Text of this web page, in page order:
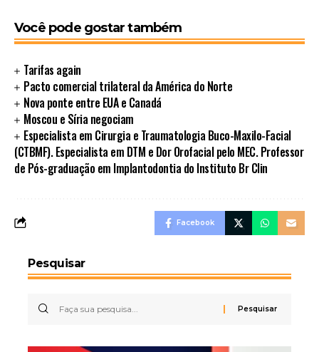
Você pode gostar também
Tarifas again
Pacto comercial trilateral da América do Norte
Nova ponte entre EUA e Canadá
Moscou e Síria negociam
Especialista em Cirurgia e Traumatologia Buco-Maxilo-Facial
(CTBMF). Especialista em DTM e Dor Orofacial pelo MEC. Professor
de Pós-graduação em Implantodontia do Instituto Br Clin
Facebook
Pesquisar